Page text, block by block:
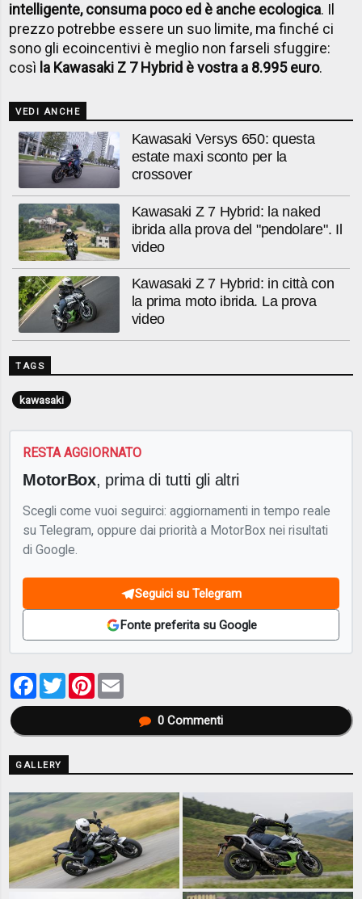
intelligente, consuma poco ed è anche ecologica. Il
prezzo potrebbe essere un suo limite, ma finché ci
sono gli ecoincentivi è meglio non farseli sfuggire:
così la Kawasaki Z 7 Hybrid è vostra a 8.995 euro.
VEDI ANCHE
Kawasaki Versys 650: questa
estate maxi sconto per la
crossover
Kawasaki Z 7 Hybrid: la naked
ibrida alla prova del "pendolare". Il
video
Kawasaki Z 7 Hybrid: in città con
la prima moto ibrida. La prova
video
TAGS
kawasaki
RESTA AGGIORNATO
MotorBox, prima di tutti gli altri
Scegli come vuoi seguirci: aggiornamenti in tempo reale
su Telegram, oppure dai priorità a MotorBox nei risultati
di Google.
Seguici su Telegram
Fonte preferita su Google
Facebook
TwitterPinterest
0Commenti
GALLERY